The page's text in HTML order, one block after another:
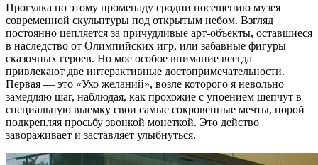
Прогулка по этому променаду сродни посещению музея
современной скульптуры под открытым небом. Взгляд
постоянно цепляется за причудливые арт-объекты, оставшиеся
в наследство от Олимпийских игр, или забавные фигуры
сказочных героев. Но мое особое внимание всегда
привлекают две интерактивные достопримечательности.
Первая — это «Ухо желаний», возле которого я невольно
замедляю шаг, наблюдая, как прохожие с упоением шепчут в
специальную выемку свои самые сокровенные мечты, порой
подкрепляя просьбу звонкой монеткой. Это действо
завораживает и заставляет улыбнуться.